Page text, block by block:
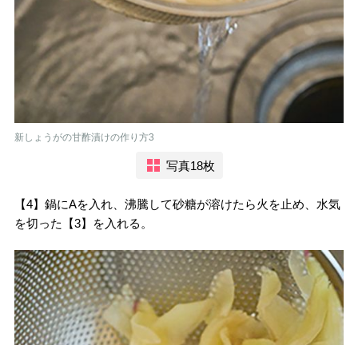
新しょうがの甘酢漬けの作り方3
写真18枚
【4】鍋にAを入れ、沸騰して砂糖が溶けたら火を止め、水気
を切った【3】を入れる。